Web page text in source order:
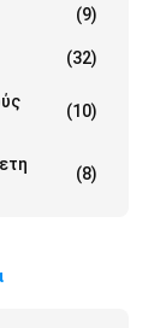
(9)
(32)
(10)
(8)